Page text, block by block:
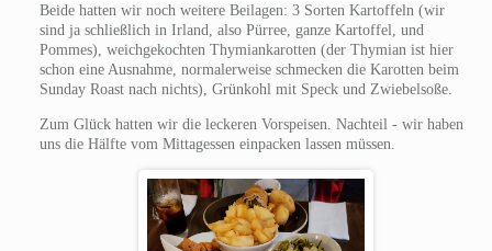
Beide hatten wir noch weitere Beilagen: 3 Sorten Kartoffeln (wir
sind ja schließlich in Irland, also Pürree, ganze Kartoffel, und
Pommes), weichgekochten Thymiankarotten (der Thymian ist hier
schon eine Ausnahme, normalerweise schmecken die Karotten beim
Sunday Roast nach nichts), Grünkohl mit Speck und Zwiebelsoße.
Zum Glück hatten wir die leckeren Vorspeisen. Nachteil - wir haben
uns die Hälfte vom Mittagessen einpacken lassen müssen.